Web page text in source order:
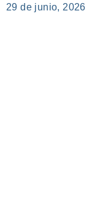
29 de junio, 2026